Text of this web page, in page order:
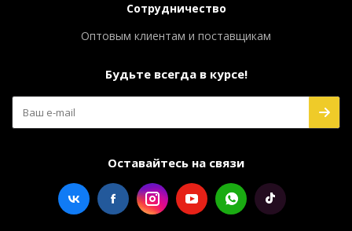
Сотрудничество
Оптовым клиентам и поставщикам
Будьте всегда в курсе!
Оставайтесь на связи